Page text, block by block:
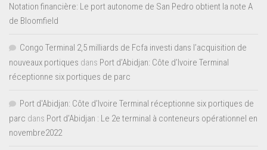
Notation financière: Le port autonome de San Pedro obtient la note A
de Bloomfield
Congo Terminal 2,5 milliards de Fcfa investi dans l’acquisition de
nouveaux portiques dans Port d’Abidjan: Côte d’Ivoire Terminal
réceptionne six portiques de parc
Port d'Abidjan: Côte d’Ivoire Terminal réceptionne six portiques de
parc dans Port d’Abidjan : Le 2e terminal à conteneurs opérationnel en
novembre2022